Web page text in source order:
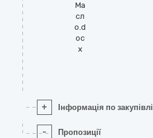
Ма
сл
о.d
oc
x
+ Інформація по закупівлі
- Пропозиції